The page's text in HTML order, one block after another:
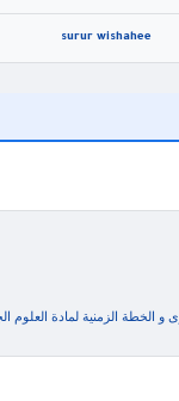
surur wishahee
الخطة الزمنية لمادة العلوم